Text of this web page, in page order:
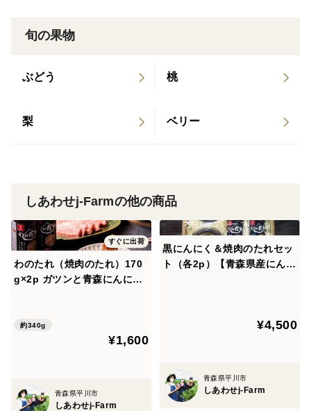
旬の果物
ぶどう 桃
梨 ベリー
しあわせj-Farmの他の商品
すぐに出荷
わのたれ（焼肉のたれ）170
g×2p ガツンと青森にんにく
約340g
¥1,600
青森県平川市
しあわせj-Farm
黒にんにく＆焼肉のたれセッ
ト（各2p）【青森県産にんに
¥4,500
青森県平川市
しあわせj-Farm